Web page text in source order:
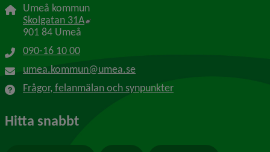
Umeå kommun
Skolgatan 31A Länk till annan webbplats, öppnas i nytt
901 84 Umeå
090-16 10 00
umea.kommun@umea.se
Frågor, felanmälan och synpunkter
Hitta snabbt